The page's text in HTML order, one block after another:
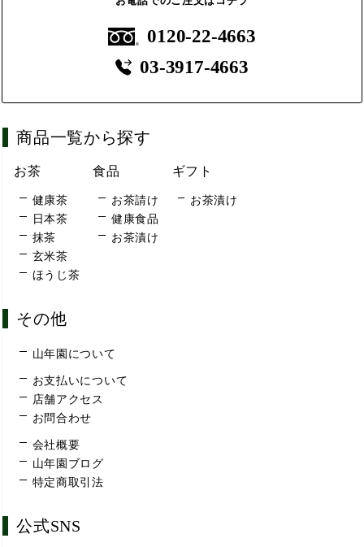
0120-22-4663
03-3917-4663
商品一覧から探す
お茶
健康茶
日本茶
抹茶
玄米茶
ほうじ茶
食品
お茶請け
健康食品
お茶漬け
ギフト
お茶漬け
その他
山年園について
お支払いについて
店舗アクセス
お問合わせ
会社概要
山年園ブログ
特定商取引法
公式SNS